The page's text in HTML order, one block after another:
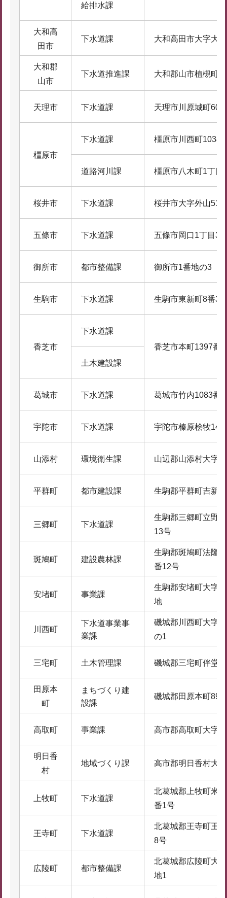
給排水課
大和高
田市
下水道課 大和高田市大字大
大和郡
山市
下水道推進課 大和郡山市植槻町
天理市 下水道課 天理市川原城町600
橿原市
下水道課 橿原市川西町1038-
道路河川課 橿原市八木町1丁目
桜井市 下水道課 桜井市大字外山51
五條市 下水道課 五條市岡口1丁目3
御所市 都市整備課 御所市1番地の3
生駒市 下水道課 生駒市東新町8番38
香芝市
下水道課
香芝市本町1397番
土木建設課
葛城市 下水道課 葛城市竹内1083番
宇陀市 下水道課 宇陀市榛原桧牧146
山添村 環境衛生課 山辺郡山添村大字
平群町 都市建設課 生駒郡平群町吉新1
三郷町 下水道課
生駒郡三郷町立野
13号
斑鳩町 建設農林課
生駒郡斑鳩町法隆
番12号
安堵町 事業課
生駒郡安堵町大字
地
川西町
下水道事業事
業課
磯城郡川西町大字
の1
三宅町 土木管理課 磯城郡三宅町伴堂
田原本
町
まちづくり建
設課
磯城郡田原本町
高取町 事業課 高市郡高取町大字
明日香
村
地域づくり課 高市郡明日香村大
上牧町 下水道課
北葛城郡上牧町米
番1号
王寺町 下水道課
北葛城郡王寺町王
8号
広陵町 都市整備課
北葛城郡広陵町大
地1